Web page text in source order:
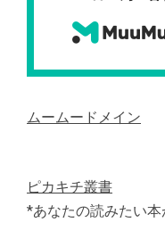
ムームードメイン
ピカキチ叢書
*あなたの読みたい本